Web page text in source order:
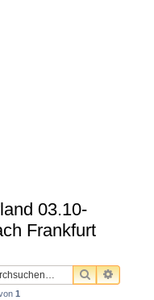
03.10-
Frankfurt
SUCHE
1